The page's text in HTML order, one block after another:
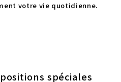
votre vie quotidienne.
spéciales